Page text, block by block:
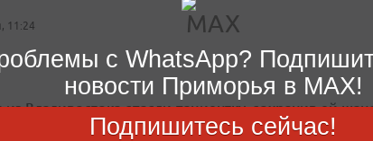
11:24
из Владивостока спасли пациентку, сохранив ей
с WhatsApp?
новости Приморья в MAX!
Подпишитесь сейчас!